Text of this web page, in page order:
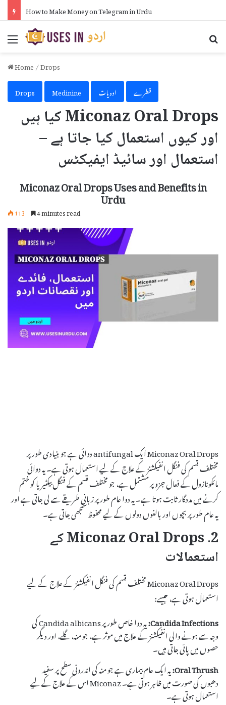
How to Put Formula in Excel in Urdu
Menu
Home/Drops
Drops
Medinine ادویات قطرے
Miconaz Oral Drops کیا ہیں
اور کیوں استعمال کیا جاتا ہے –
استعمال اور سائیڈ ایفیکٹس
Miconaz Oral Drops Uses and Benefits in
Urdu
113 4 minutes read
Miconaz Oral Drops ایک antifungal دوائی ہے جو بنیادی طور پر
مختلف قسم کی فنگل انفیکشنز کے علاج کے لیے استعمال ہوتی ہے۔ یہ دوائی
مائکونازول کے فعال جزو پر مشتمل ہے، جو مختلف قسم کے فنگل بیکٹیریا کو ختم
کرنے میں مددگار ثابت ہوتا ہے۔ یہ دوا عام طور پر زبانی طریقے سے لی جاتی ہے اور
یہ عام طور پر بچوں اور بالغوں دونوں کے لیے محفوظ سمجھی جاتی ہے۔
2. Miconaz Oral Drops کے
استعمالات
Miconaz Oral Drops مختلف قسم کی فنگل انفیکشنز کے علاج کے لیے
استعمال ہوتی ہے، جیسے:
Candida Infections:
یہ دوا خاص طور پر Candida albicans کی
وجہ سے ہونے والی انفیکشنز کے علاج میں موثر ہے، جو منہ، گلے، اور دیگر
حصوں میں پائی جاتی ہیں۔
Oral Thrush:یہ ایک عام بیماری ہے جو منہ کی اندرونی سطح پر سفید
دھبوں کی صورت میں ظاہر ہوتی ہے۔ Miconaz اس کے علاج کے لیے
استعمال ہوتی ہے۔